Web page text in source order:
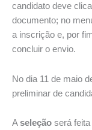
candidato deve
documento; no
a inscrição e, por
concluir o envio.
No dia 11 de maio
preliminar de
Aseleção será feita